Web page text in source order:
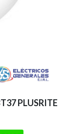
PLUSRITE